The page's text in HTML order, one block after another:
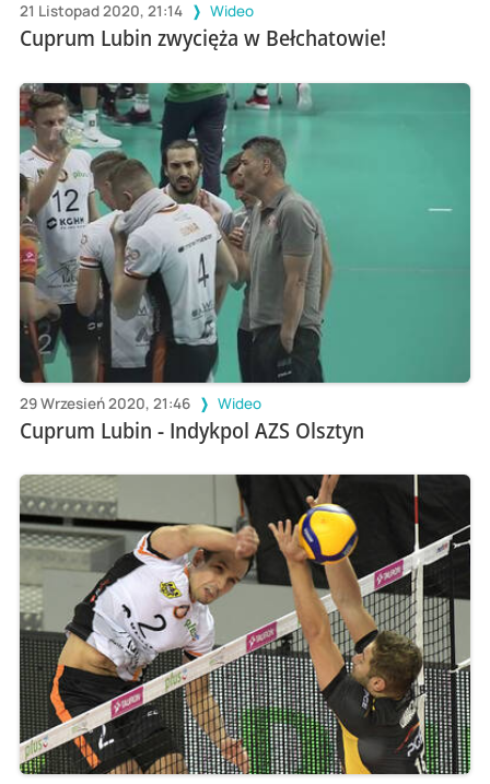
21 Listopad 2020, 21:14 Wideo
Cuprum Lubin zwycięża w Bełchatowie!
29 Wrzesień 2020, 21:46 Wideo
Cuprum Lubin - Indykpol AZS Olsztyn